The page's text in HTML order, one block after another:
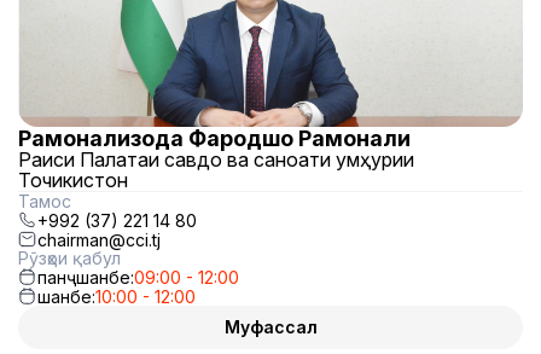
Раҳмонализода Фарҳодшоҳ Раҳмонали
Раиси Палатаи савдо ва саноати Ҷумҳурии
Точикистон
Тамос
+992 (37) 221 14 80
chairman@cci.tj
Рӯзҳои қабул
панҷшанбе:09:00 - 12:00
шанбе:10:00 - 12:00
Муфассал